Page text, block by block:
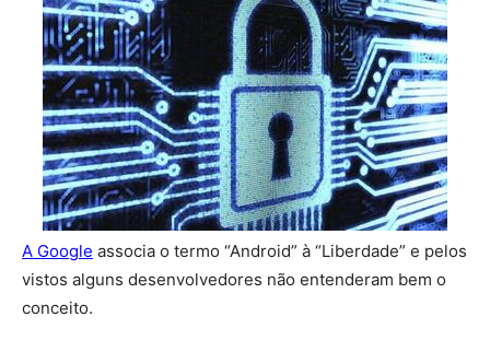
A Google associa o termo “Android” à “Liberdade” e pelos
vistos alguns desenvolvedores não entenderam bem o
conceito.